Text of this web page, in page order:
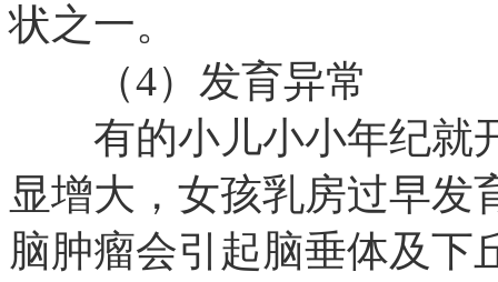
状之一。
（4）发育异常
有的小儿小小年纪就
显增大，女孩乳房过早发
脑肿瘤会引起脑垂体及下